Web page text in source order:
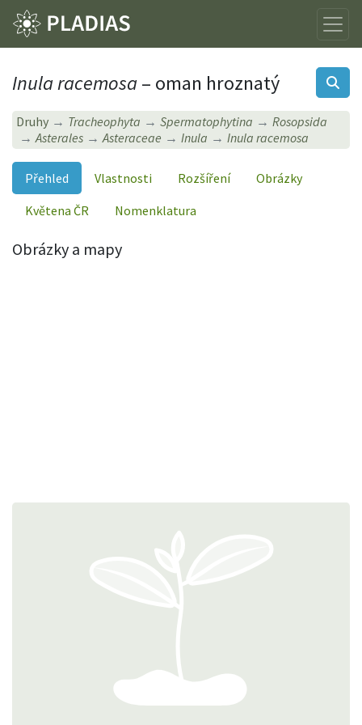
Inula racemosa– oman hroznatý
Druhy Tracheophyta Spermatophytina
Rosopsida
Asterales
Asteraceae Inula Inula racemosa
Přehled Vlastnosti Rozšíření
Obrázky
Květena ČR
Nomenklatura
Obrázky a mapy